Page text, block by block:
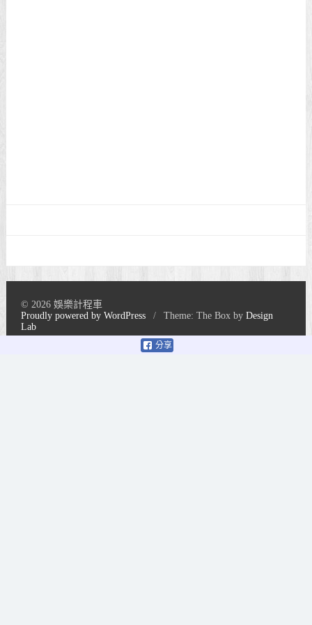
分享
© 2026 娛樂計程車
Proudly powered by WordPress
/ Theme: The Box byDesign
Lab